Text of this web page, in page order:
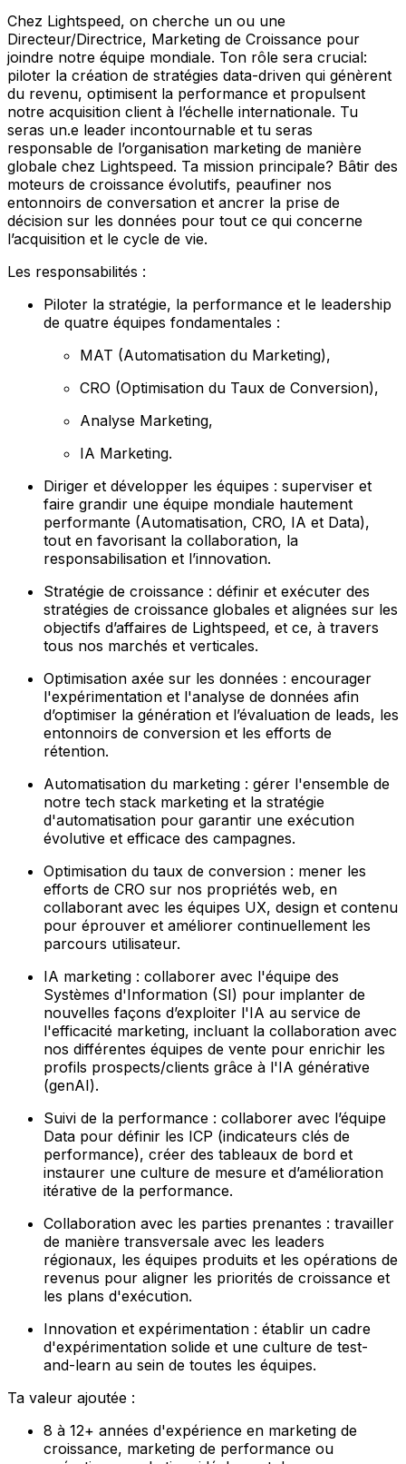
Chez Lightspeed, on cherche un ou une
Directeur/Directrice, Marketing de Croissance pour
joindre notre équipe mondiale. Ton rôle sera crucial:
piloter la création de stratégies data-driven qui génèrent
du revenu, optimisent la performance et propulsent
notre acquisition client à l’échelle internationale. Tu
seras un.e leader incontournable et tu seras
responsable de l’organisation marketing de manière
globale chez Lightspeed. Ta mission principale? Bâtir des
moteurs de croissance évolutifs, peaufiner nos
entonnoirs de conversation et ancrer la prise de
décision sur les données pour tout ce qui concerne
l’acquisition et le cycle de vie.
Les responsabilités :
Piloter la stratégie, la performance et le leadership
de quatre équipes fondamentales :
MAT (Automatisation du Marketing),
CRO (Optimisation du Taux de Conversion),
Analyse Marketing,
IA Marketing.
Diriger et développer les équipes : superviser et
faire grandir une équipe mondiale hautement
performante (Automatisation, CRO, IA et Data),
tout en favorisant la collaboration, la
responsabilisation et l’innovation.
Stratégie de croissance : définir et exécuter des
stratégies de croissance globales et alignées sur les
objectifs d’affaires de Lightspeed, et ce, à travers
tous nos marchés et verticales.
Optimisation axée sur les données : encourager
l'expérimentation et l'analyse de données afin
d’optimiser la génération et l’évaluation de leads, les
entonnoirs de conversion et les efforts de
rétention.
Automatisation du marketing : gérer l'ensemble de
notre tech stack marketing et la stratégie
d'automatisation pour garantir une exécution
évolutive et efficace des campagnes.
Optimisation du taux de conversion : mener les
efforts de CRO sur nos propriétés web, en
collaborant avec les équipes UX, design et contenu
pour éprouver et améliorer continuellement les
parcours utilisateur.
IA marketing : collaborer avec l'équipe des
Systèmes d'Information (SI) pour implanter de
nouvelles façons d’exploiter l'IA au service de
l'efficacité marketing, incluant la collaboration avec
nos différentes équipes de vente pour enrichir les
profils prospects/clients grâce à l'IA générative
(genAI).
Suivi de la performance : collaborer avec l’équipe
Data pour définir les ICP (indicateurs clés de
performance), créer des tableaux de bord et
instaurer une culture de mesure et d’amélioration
itérative de la performance.
Collaboration avec les parties prenantes : travailler
de manière transversale avec les leaders
régionaux, les équipes produits et les opérations de
revenus pour aligner les priorités de croissance et
les plans d'exécution.
Innovation et expérimentation : établir un cadre
d'expérimentation solide et une culture de test-
and-learn au sein de toutes les équipes.
Ta valeur ajoutée :
8 à 12+ années d'expérience en marketing de
croissance, marketing de performance ou